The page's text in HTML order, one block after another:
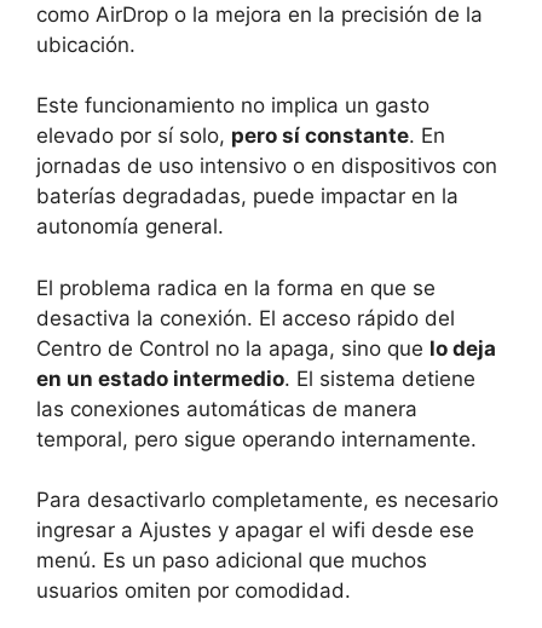
como AirDrop o la mejora en la precisión de la
ubicación.
Este funcionamiento no implica un gasto
elevado por sí solo, pero sí constante. En
jornadas de uso intensivo o en dispositivos con
baterías degradadas, puede impactar en la
autonomía general.
El problema radica en la forma en que se
desactiva la conexión. El acceso rápido del
Centro de Control no la apaga, sino que lo deja
en un estado intermedio. El sistema detiene
las conexiones automáticas de manera
temporal, pero sigue operando internamente.
Para desactivarlo completamente, es necesario
ingresar a Ajustes y apagar el wifi desde ese
menú. Es un paso adicional que muchos
usuarios omiten por comodidad.